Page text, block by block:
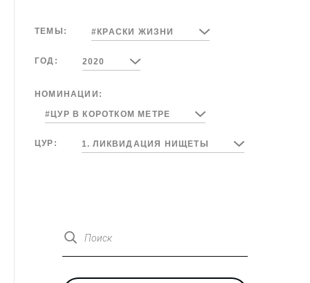
ТЕМЫ: #КРАСКИ ЖИЗНИ
ГОД: 2020
НОМИНАЦИИ:
#ЦУР В КОРОТКОМ МЕТРЕ
ЦУР: 1. ЛИКВИДАЦИЯ НИЩЕТЫ
Поиск